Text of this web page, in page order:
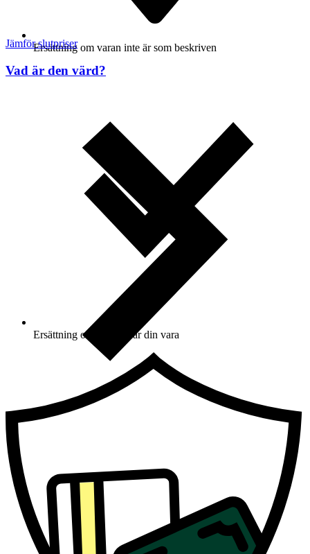
Ersättning om varan inte är som beskriven
Ersättning om du inte får din vara
Jämför slutpriser
Vad är den värd?